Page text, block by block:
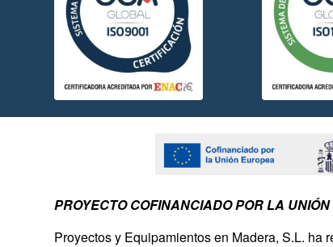
PROYECTO COFINANCIADO POR LA
Proyectos y Equipamientos en Madera, S.L.